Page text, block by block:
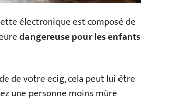
électronique est composé de
dangereuse pour les enfants
de votre ecig, cela peut lui être
une personne moins mûre